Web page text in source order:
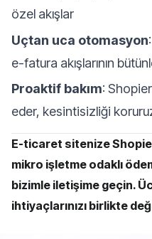
özel akışlar
Uçtan uca otomasyon
e-fatura akışlarının
Proaktif bakım:
eder, kesintisizliği
E-ticaret sitenize
mikro işletme odaklı
bizimle iletişime geçin.
ihtiyaçlarınızı birlikte